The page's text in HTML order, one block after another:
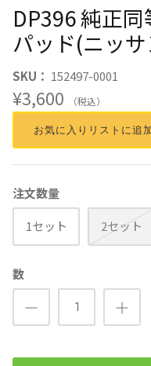
DP396 純正
パッド(ニッ
SKU： 152497-0001
¥3,600 （税込）
お気に入りリストに追
注文数量
1セット 2セット
数